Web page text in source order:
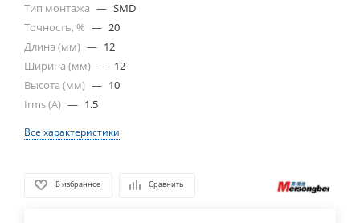
Тип монтажа — SMD
Точность, % — 20
Длина (мм) — 12
Ширина (мм) — 12
Высота (мм) — 10
Irms (A) — 1.5
Все характеристики
В избранное Сравнить